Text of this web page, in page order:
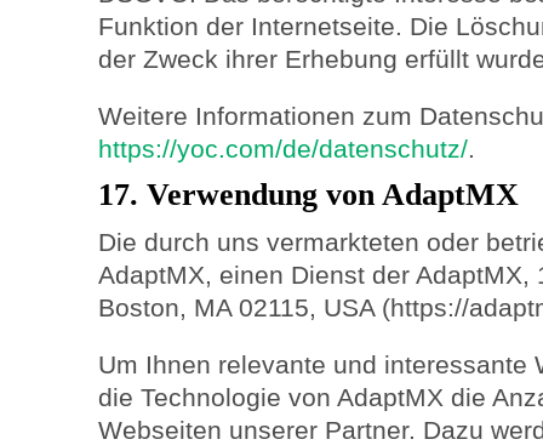
Funktion der Internetseite. Die
der Zweck ihrer Erhebung erfüllt
Weitere Informationen zum
https://yoc.com/de/datenschutz/.
17. Verwendung von AdaptMX
Die durch uns vermarkteten oder
AdaptMX, einen Dienst der AdaptMX,
Boston, MA 02115, USA (https://
Um Ihnen relevante und interessante
die Technologie von AdaptMX die
Webseiten unserer Partner. Dazu